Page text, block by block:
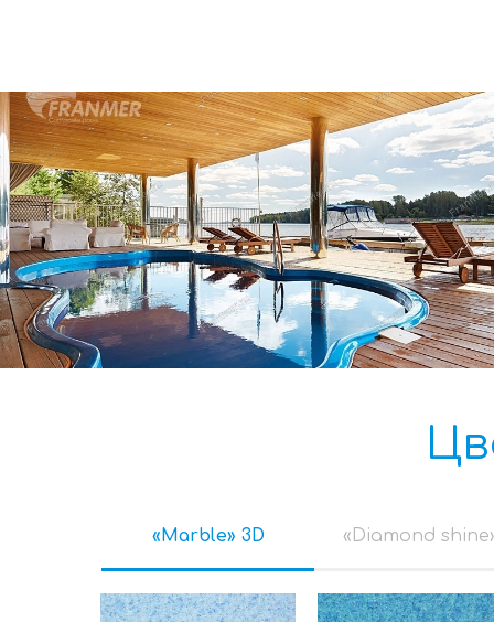
«Marble» 3D «Diamond